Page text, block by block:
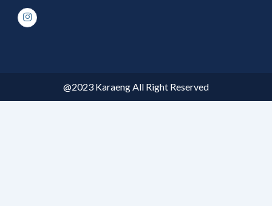
@2023 Karaeng All Right Reserved